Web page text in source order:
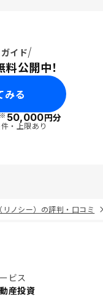
イド
公開中！
みる
※50,000円分
・上限あり
リノシー）の評判・口コミ
ビス
産投資